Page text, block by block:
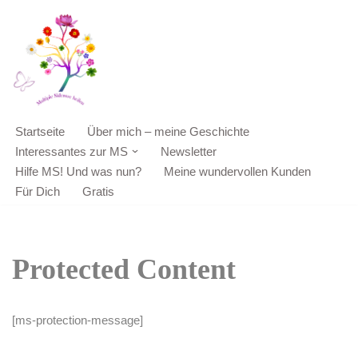
Zum
Inhalt
springen
Startseite
Über mich – meine Geschichte
Interessantes zur MS
Newsletter
Hilfe MS! Und was nun?
Meine wundervollen Kunden
Für Dich
Gratis
Protected Content
[ms-protection-message]